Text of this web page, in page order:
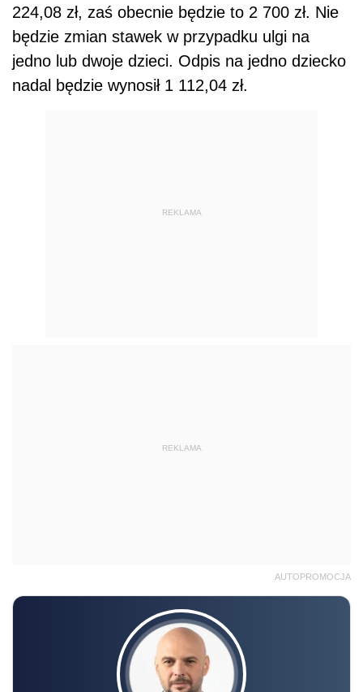
224,08 zł, zaś obecnie będzie to 2 700 zł. Nie
będzie zmian stawek w przypadku ulgi na
jedno lub dwoje dzieci. Odpis na jedno dziecko
nadal będzie wynosił 1 112,04 zł.
REKLAMA
REKLAMA
AUTOPROMOCJA